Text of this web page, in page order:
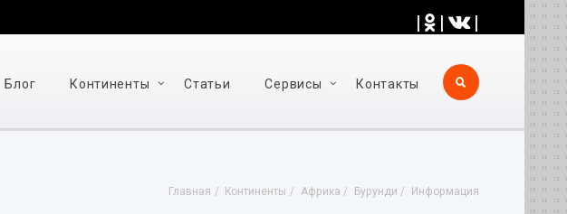
| | |
Блог Континенты Статьи Cервисы Контакты
Главная Континенты Африка Бурунди Информация